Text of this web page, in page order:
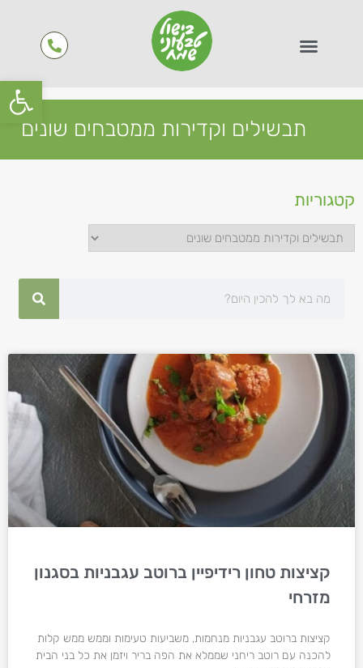
פתח
תבשילים וקדירות ממטבחים שונים
קטגוריות
קציצות טחון רידיפיין ברוטב עגבניות בסגנון
מזרחי
קציצות ברוטב עגבניות מנחמות, משביעות טעימות וממש ממש קלות
להכנה עם רוטב ריחני שממלא את הפה בריר ויזמן את כל בני הבית